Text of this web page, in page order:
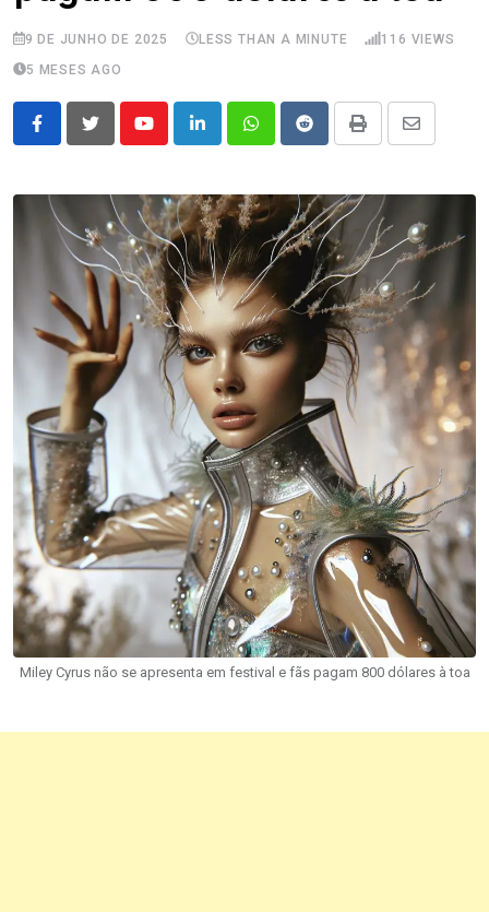
9 DE JUNHO DE 2025 LESS THAN A MINUTE 116 VIEWS
5 MESES AGO
YoutubeLinkedInWhatsappRedditPrint
Share
Email
Miley Cyrus não se apresenta em festival e fãs pagam 800 dólares à toa